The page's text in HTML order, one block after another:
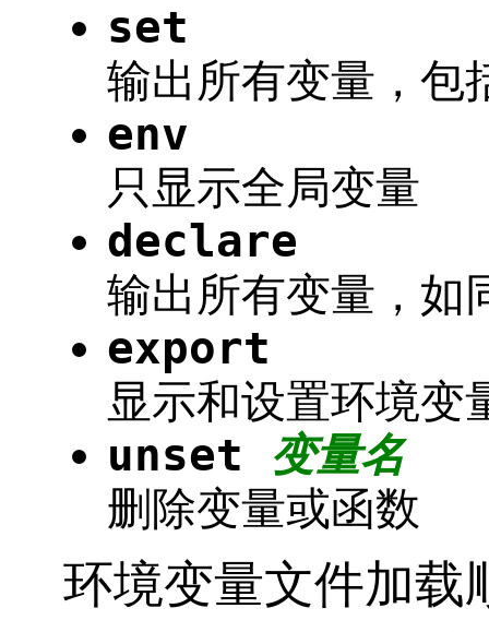
set
输出所有变量，包
env
只显示全局变量
declare
输出所有变量，
export
显示和设置环境变
unset 变量名
删除变量或函数
环境变量文件加载